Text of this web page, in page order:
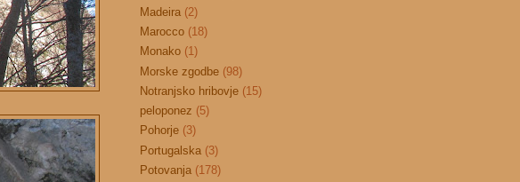
Madeira (2)
Marocco (18)
Monako (1)
Morske zgodbe (98)
Notranjsko hribovje (15)
peloponez (5)
Pohorje (3)
Portugalska (3)
Potovanja (178)